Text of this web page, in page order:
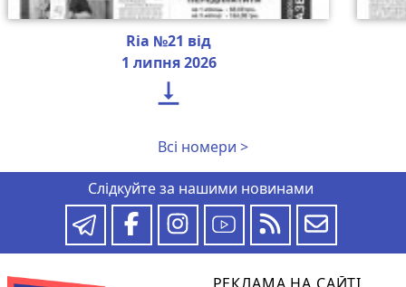
Ria №21 від
1 липня 2026

Всі номери >
Слідкуйте за нашими новинами